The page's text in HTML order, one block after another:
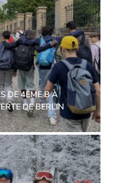
DE 4ÈME B À
DE BERLIN